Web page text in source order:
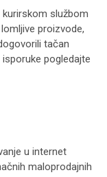
kurirskom službom
proizvode,
tačan
pogledajte
u internet
maloprodajnih